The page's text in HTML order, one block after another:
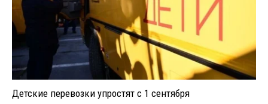
Детские перевозки упростят с 1 сентября